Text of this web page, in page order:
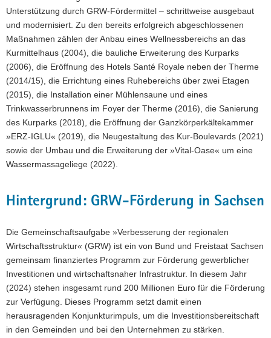
Unterstützung durch GRW-Fördermittel – schrittweise ausgebaut
und modernisiert. Zu den bereits erfolgreich abgeschlossenen
Maßnahmen zählen der Anbau eines Wellnessbereichs an das
Kurmittelhaus (2004), die bauliche Erweiterung des Kurparks
(2006), die Eröffnung des Hotels Santé Royale neben der Therme
(2014/15), die Errichtung eines Ruhebereichs über zwei Etagen
(2015), die Installation einer Mühlensaune und eines
Trinkwasserbrunnens im Foyer der Therme (2016), die Sanierung
des Kurparks (2018), die Eröffnung der Ganzkörperkältekammer
»ERZ-IGLU« (2019), die Neugestaltung des Kur-Boulevards (2021)
sowie der Umbau und die Erweiterung der »Vital-Oase« um eine
Wassermassageliege (2022).
Hintergrund: GRW-Förderung in Sachsen
Die Gemeinschaftsaufgabe »Verbesserung der regionalen
Wirtschaftsstruktur« (GRW) ist ein von Bund und Freistaat Sachsen
gemeinsam finanziertes Programm zur Förderung gewerblicher
Investitionen und wirtschaftsnaher Infrastruktur. In diesem Jahr
(2024) stehen insgesamt rund 200 Millionen Euro für die Förderung
zur Verfügung. Dieses Programm setzt damit einen
herausragenden Konjunkturimpuls, um die Investitionsbereitschaft
in den Gemeinden und bei den Unternehmen zu stärken.